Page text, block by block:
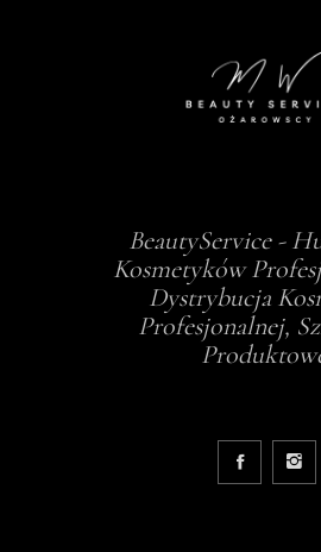
BeautyService -
Kosmetyków
Dystrybucja
Profesjonalnej,